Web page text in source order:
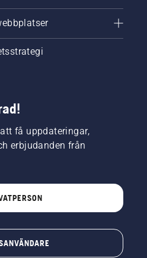
få uppdateringar,
erbjudanden från